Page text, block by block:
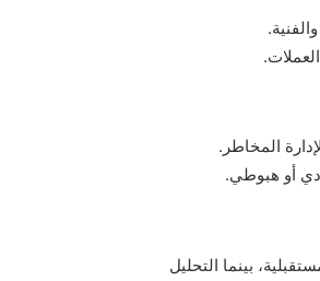
المخاطر.
أو هبوطي.
بينما التحليل